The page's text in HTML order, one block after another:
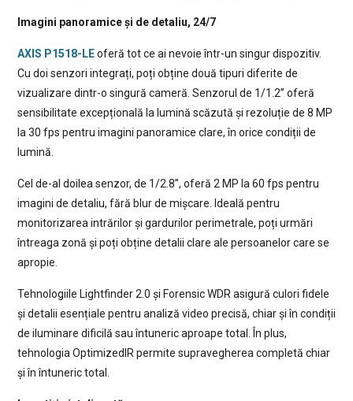
Imagini panoramice și de detaliu, 24/7
AXIS P1518-LEoferă tot ce ai nevoie într-un singur dispozitiv.
Cu doi senzori integrați, poți obține două tipuri diferite de
vizualizare dintr-o singură cameră. Senzorul de 1/1.2” oferă
sensibilitate excepțională la lumină scăzută și rezoluție de 8 MP
la 30 fps pentru imagini panoramice clare, în orice condiții de
lumină.
Cel de-al doilea senzor, de 1/2.8”, oferă 2 MP la 60 fps pentru
imagini de detaliu, fără blur de mișcare. Ideală pentru
monitorizarea intrărilor și gardurilor perimetrale, poți urmări
întreaga zonă și poți obține detalii clare ale persoanelor care se
apropie.
Tehnologiile Lightfinder 2.0 și Forensic WDR asigură culori fidele
și detalii esențiale pentru analiză video precisă, chiar și în condiții
de iluminare dificilă sau întuneric aproape total. În plus,
tehnologia OptimizedIR permite supravegherea completă chiar
și în întuneric total.